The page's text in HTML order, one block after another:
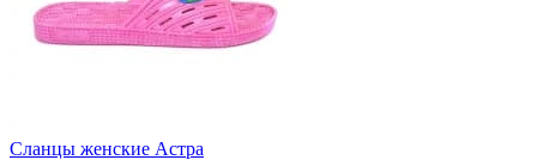
Сланцы женские Астра